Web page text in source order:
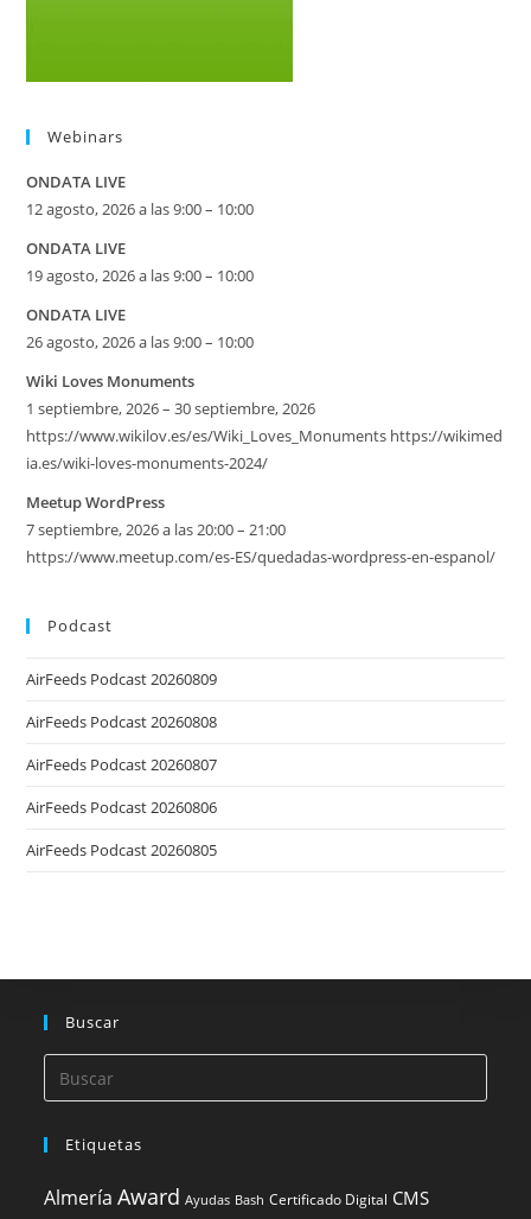
Webinars
ONDATA LIVE
12 agosto, 2026 a las 9:00 – 10:00
ONDATA LIVE
19 agosto, 2026 a las 9:00 – 10:00
ONDATA LIVE
26 agosto, 2026 a las 9:00 – 10:00
Wiki Loves Monuments
1 septiembre, 2026 – 30 septiembre, 2026
https://www.wikilov.es/es/Wiki_Loves_Monuments https://wikimed
ia.es/wiki-loves-monuments-2024/
Meetup WordPress
7 septiembre, 2026 a las 20:00 – 21:00
https://www.meetup.com/es-ES/quedadas-wordpress-en-espanol/
Podcast
AirFeeds Podcast 20260809
AirFeeds Podcast 20260808
AirFeeds Podcast 20260807
AirFeeds Podcast 20260806
AirFeeds Podcast 20260805
Buscar
Etiquetas
Almería Award Ayudas Bash Certificado Digital CMS